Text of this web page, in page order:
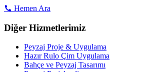
Hemen Ara
Diğer Hizmetlerimiz
Peyzaj Proje & Uygulama
Hazır Rulo Çim Uygulama
Bahçe ve Peyzaj Tasarımı